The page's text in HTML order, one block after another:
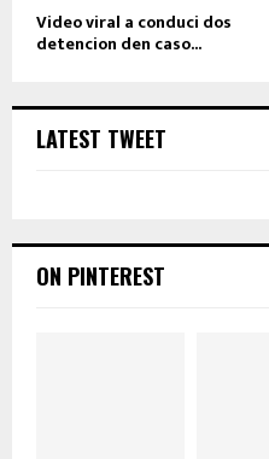
Video viral a conduci dos
detencion den caso...
LATEST TWEET
ON PINTEREST